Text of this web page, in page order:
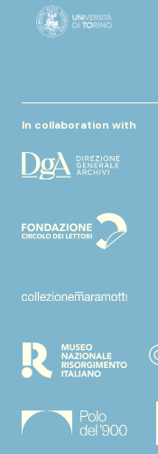
In collaboration with